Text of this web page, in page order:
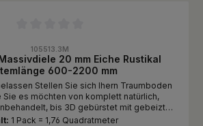
105513.3M
20 mm Eiche Rustikal
600-2200 mm
Stellen Sie sich Ihern Traumboden
Sie es möchten von komplett natürlich,
bis 3D gebürstet mit gebeizter
endgeölter Oberfläche.
1 Pack = 1,76 Quadratmeter